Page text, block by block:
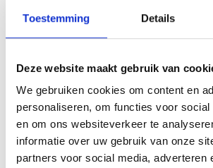
Toestemming Details
Deze website maakt gebruik van
We gebruiken cookies om content en
personaliseren, om functies voor social
en om ons websiteverkeer te
informatie over uw gebruik van onze
partners voor social media, adverteren
beschermen. In de
reputatie van de familie een
speelt. Beide perspectieven
door een bepaalde context,
begrijpen om een goed
voeren.”